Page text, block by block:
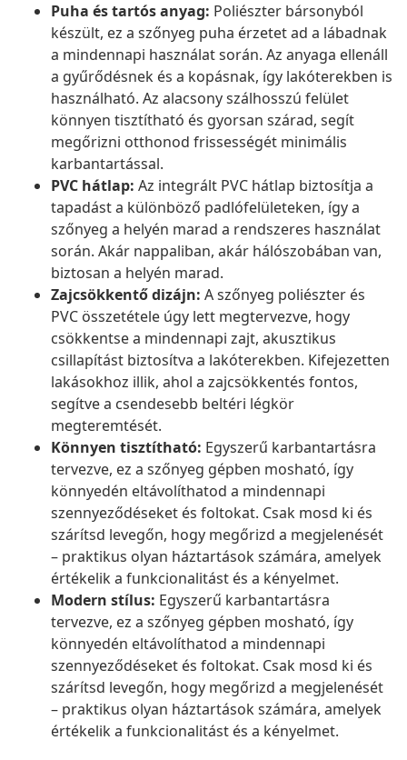
Puha és tartós anyag: Poliészter bársonyból
készült, ez a szőnyeg puha érzetet ad a lábadnak
a mindennapi használat során. Az anyaga ellenáll
a gyűrődésnek és a kopásnak, így lakóterekben is
használható. Az alacsony szálhosszú felület
könnyen tisztítható és gyorsan szárad, segít
megőrizni otthonod frissességét minimális
karbantartással.
PVC hátlap: Az integrált PVC hátlap biztosítja a
tapadást a különböző padlófelületeken, így a
szőnyeg a helyén marad a rendszeres használat
során. Akár nappaliban, akár hálószobában van,
biztosan a helyén marad.
Zajcsökkentő dizájn: A szőnyeg poliészter és
PVC összetétele úgy lett megtervezve, hogy
csökkentse a mindennapi zajt, akusztikus
csillapítást biztosítva a lakóterekben. Kifejezetten
lakásokhoz illik, ahol a zajcsökkentés fontos,
segítve a csendesebb beltéri légkör
megteremtését.
Könnyen tisztítható: Egyszerű karbantartásra
tervezve, ez a szőnyeg gépben mosható, így
könnyedén eltávolíthatod a mindennapi
szennyeződéseket és foltokat. Csak mosd ki és
szárítsd levegőn, hogy megőrizd a megjelenését
– praktikus olyan háztartások számára, amelyek
értékelik a funkcionalitást és a kényelmet.
Modern stílus: Egyszerű karbantartásra
tervezve, ez a szőnyeg gépben mosható, így
könnyedén eltávolíthatod a mindennapi
szennyeződéseket és foltokat. Csak mosd ki és
szárítsd levegőn, hogy megőrizd a megjelenését
– praktikus olyan háztartások számára, amelyek
értékelik a funkcionalitást és a kényelmet.